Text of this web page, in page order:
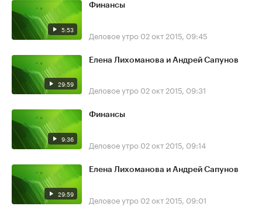
5:53
Финансы
Деловое утро 02 окт 2015, 09:45
29:59
Елена Лихоманова и Андрей Сапунов
Деловое утро 02 окт 2015, 09:31
9:36
Финансы
Деловое утро 02 окт 2015, 09:14
29:59
Елена Лихоманова и Андрей Сапунов
Деловое утро 02 окт 2015, 09:01